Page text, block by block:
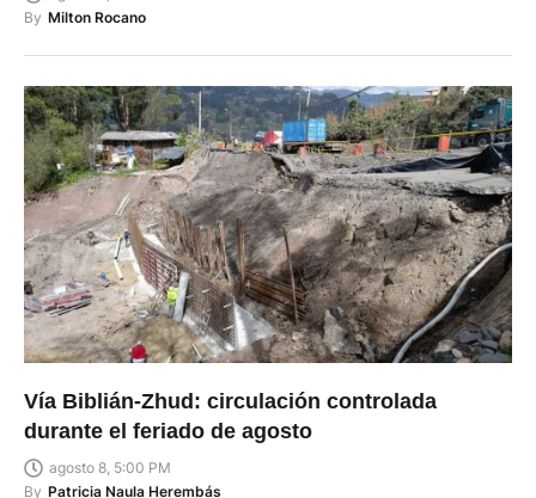
By Milton Rocano
Vía Biblián-Zhud: circulación controlada
durante el feriado de agosto
agosto 8, 5:00 PM
By Patricia Naula Herembás